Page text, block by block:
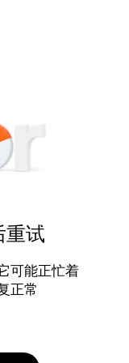
重试
可能正忙着
正常